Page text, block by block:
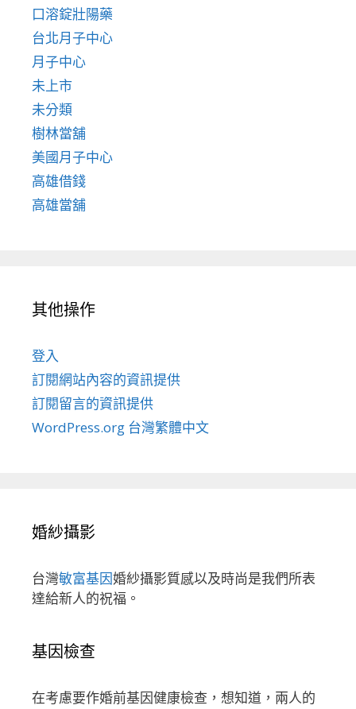
口溶錠壯陽藥
台北月子中心
月子中心
未上市
未分類
樹林當舖
美國月子中心
高雄借錢
高雄當舖
其他操作
登入
訂閱網站內容的資訊提供
訂閱留言的資訊提供
WordPress.org 台灣繁體中文
婚紗攝影
台灣敏富基因婚紗攝影質感以及時尚是我們所表
達給新人的祝福。
基因檢查
在考慮要作婚前基因健康檢查，想知道，兩人的